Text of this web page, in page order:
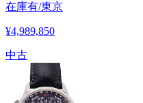
在庫有/東京
¥4,989,850
中古